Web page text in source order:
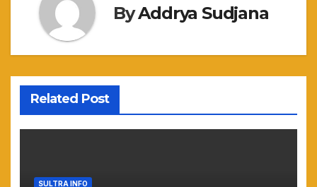
ByAddrya Sudjana
Related Post
SULTRA INFO